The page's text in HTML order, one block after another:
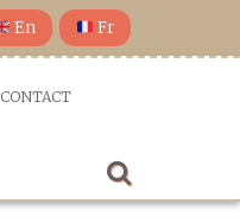
En Fr
CONTACT